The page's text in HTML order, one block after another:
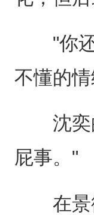
"你还
不懂的情
沈奕的
屁事。"
在景德